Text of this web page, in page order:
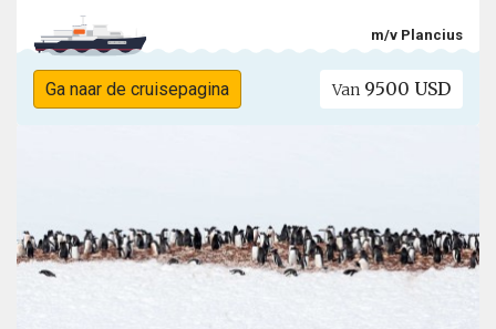
m/v Plancius
Ga naar de cruisepagina Van 9500 USD